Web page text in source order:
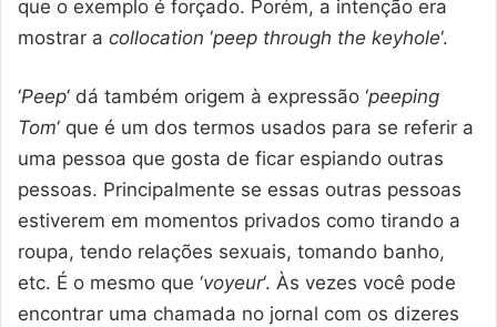
que o exemplo é forçado. Porém, a intenção era
mostrar a collocation ‘peep through the keyhole‘.
‘Peep‘ dá também origem à expressão ‘peeping
Tom‘ que é um dos termos usados para se referir a
uma pessoa que gosta de ficar espiando outras
pessoas. Principalmente se essas outras pessoas
estiverem em momentos privados como tirando a
roupa, tendo relações sexuais, tomando banho,
etc. É o mesmo que ‘voyeur‘. Às vezes você pode
encontrar uma chamada no jornal com os dizeres